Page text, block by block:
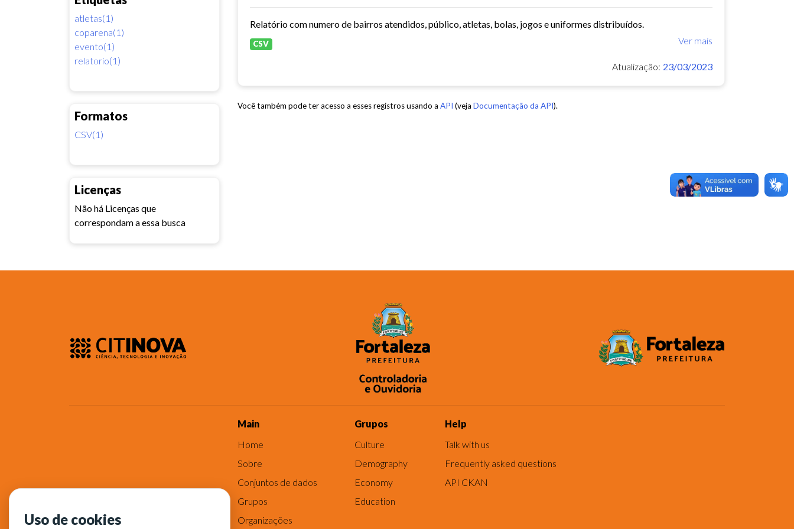
atletas(1)
coparena(1)
evento(1)
relatorio(1)
Formatos
CSV(1)
Licenças
Não há Licenças que
correspondam a essa busca
Relatório com numero de bairros atendidos, público, atletas, bolas, jogos e uniformes distribuídos.
Ver mais
CSV
Atualização: 23/03/2023
Você também pode ter acesso a esses registros usando a API (veja Documentação da API).
Main
Home
Sobre
Conjuntos de dados
Grupos
Organizações
Grupos
Culture
Demography
Economy
Education
Help
Talk with us
Frequently asked questions
API CKAN
Uso de cookies